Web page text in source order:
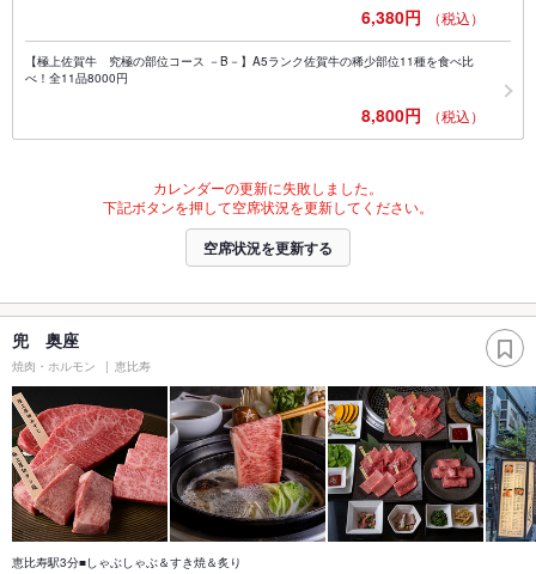
6,380円 （税込）
【極上佐賀牛 究極の部位コース －B－】A5ランク佐賀牛の稀少部位11種を食べ比
べ！全11品8000円
8,800円 （税込）
カレンダーの更新に失敗しました。
下記ボタンを押して空席状況を更新してください。
空席状況を更新する
兜 奥座
焼肉・ホルモン 恵比寿
恵比寿駅3分■しゃぶしゃぶ＆すき焼＆炙り